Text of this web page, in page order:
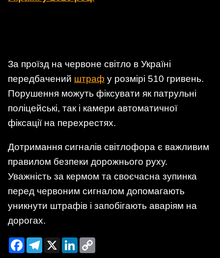
За проїзд на червоне світло в Україні
передбачений штраф у розмірі 510 гривень.
Порушення можуть фіксувати як патрульні
поліцейські, так і камери автоматичної
фіксації на перехрестях.
Дотримання сигналів світлофора є важливим
правилом безпеки дорожнього руху.
Уважність за кермом та своєчасна зупинка
перед червоним сигналом допомагають
уникнути штрафів і запобігають аваріям на
дорогах.
FacebookTelegram
X LinkedIn